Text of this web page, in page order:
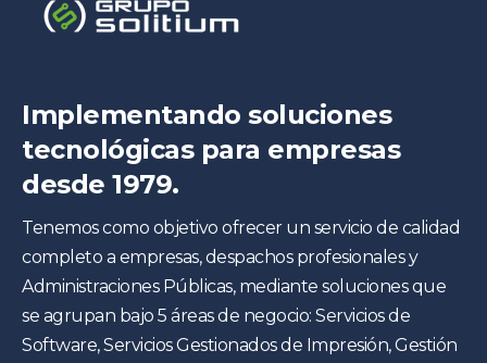
Implementando soluciones
tecnológicas para empresas
desde 1979.
Tenemos como objetivo ofrecer un servicio de calidad
completo a empresas, despachos profesionales y
Administraciones Públicas, mediante soluciones que
se agrupan bajo 5 áreas de negocio: Servicios de
Software, Servicios Gestionados de Impresión, Gestión